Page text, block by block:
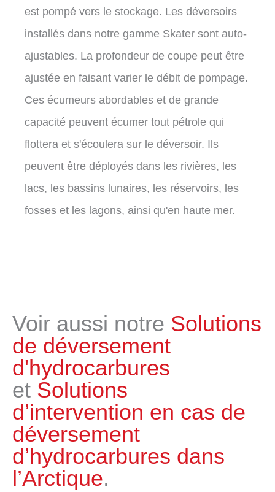
est pompé vers le stockage. Les déversoirs
installés dans notre gamme Skater sont auto-
ajustables. La profondeur de coupe peut être
ajustée en faisant varier le débit de pompage.
Ces écumeurs abordables et de grande
capacité peuvent écumer tout pétrole qui
flottera et s'écoulera sur le déversoir. Ils
peuvent être déployés dans les rivières, les
lacs, les bassins lunaires, les réservoirs, les
fosses et les lagons, ainsi qu'en haute mer.
Voir aussi notre Solutions
de déversement
d'hydrocarbures
et Solutions
d’intervention en cas de
déversement
d’hydrocarbures dans
l’Arctique.